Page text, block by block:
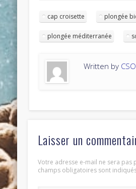
cap croisette plongée
plongée méditerranée
Written by
Laisser un
Votre adresse e-mail ne sera pas
champs obligatoires sont